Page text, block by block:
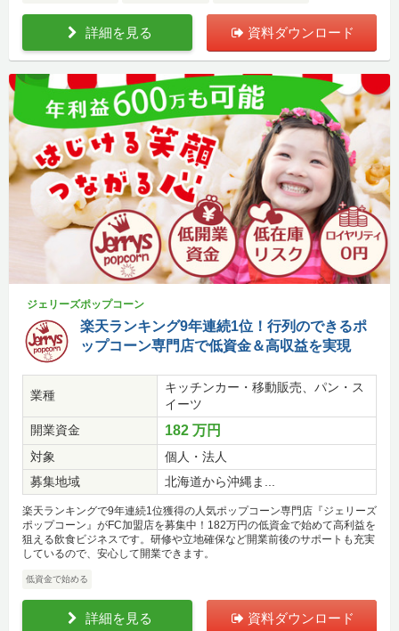
詳細を見る 資料ダウンロード
ジェリーズポップコーン
楽天ランキング9年連続1位！行列のできるポ
ップコーン専門店で低資金＆高収益を実現
業種
キッチンカー・移動販売、パン・ス
イーツ
開業資金
182 万円
対象
個人・法人
募集地域
北海道から沖縄ま...
楽天ランキングで9年連続1位獲得の人気ポップコーン専門店『ジェリーズ
ポップコーン』がFC加盟店を募集中！182万円の低資金で始めて高利益を
狙える飲食ビジネスです。研修や立地確保など開業前後のサポートも充実
しているので、安心して開業できます。
低資金で始める
詳細を見る 資料ダウンロード